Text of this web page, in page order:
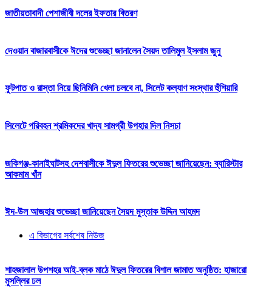
জাতীয়তাবাদী পেশাজীবী দলের ইফতার বিতরণ
দেওয়ান বাজারবাসীকে ঈদের শুভেচ্ছা জানালেন সৈয়দ তালিমুল ইসলাম জুনু
ফুটপাত ও রাস্তা নিয়ে ছিনিমিনি খেলা চলবে না, সিলেট কল্যাণ সংস্থার হুঁশিয়ারি
সিলেটে পরিবহন শ্রমিকদের খাদ্য সামগ্রী উপহার দিল নিসচা
জকিগঞ্জ-কানাইঘাটসহ দেশবাসীকে ঈদুল ফিতরের শুভেচ্ছা জানিয়েছেন: ব্যারিস্টার
আকমাম খাঁন
ঈদ-উল আজহার শুভেচ্ছা জানিয়েছেন সৈয়দ মুস্তাক উদ্দিন আহমদ
এ বিভাগের সর্বশেষ নিউজ
শাহজালাল উপশহর আই-ব্লক মাঠে ঈদুল ফিতরের বিশাল জামাত অনুষ্ঠিত: হাজারো
মুসল্লির ঢল